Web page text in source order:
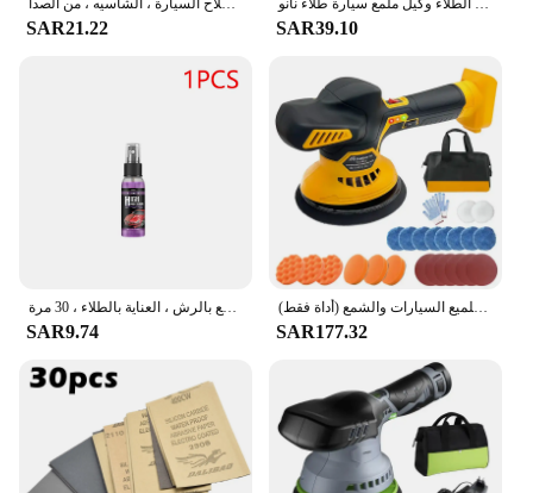
**Unmatched Rust Protection**
product in the automotive coatings category,
designed to provide unparalleled rust protection for
your vehicle. The high-quality metal primer is
formulated to adhere to various surfaces, ensuring a
durable barrier against corrosion. Its robust
composition makes it a reliable choice for both
professional mechanics and DIY enthusiasts
seeking to maintain or restore their vehicles'
integrity. Whether you're tackling a small rust spot
or preparing for a full paint job, this primer is your
go-to solution.
**Effortless Application and Coverage**
The aerosol spray can design of the RustOleum
Automotive Primer ensures an even application,
making it easy to reach those hard-to-reach areas.
The 12-ounce can provides ample coverage,
allowing you to tackle larger projects without the
برايمر السيارة المضاد للصدأ ، طويل الأمد ، محول ، إزالة الماء ، صيانة إصلاح السيارة ، الشاسيه ، من الصدأ
SAR21.22
السيارات طلاء نانو السيراميك السائل كواتين نانو مسعور طبقة تلميع تغليف الطلاء وكيل ملمع سيارة طلاء نانو
SAR39.10
بخاخ طلاء كاره للماء لإصلاح خدوش السيارات الزجاج ، 3 في 1 بخاخ طلاء سيراميك ، تلميع وشمع بالرش ، العناية بالطلاء ، 30 مرة ،
SAR9.74
ملمع عازلة للسيارة لاسلكي متوافق مع بطارية ديوالت 20 فولت، عازلة سيارة بدون فرش لتلميع السيارات والشمع (أداة فقط)
SAR177.32